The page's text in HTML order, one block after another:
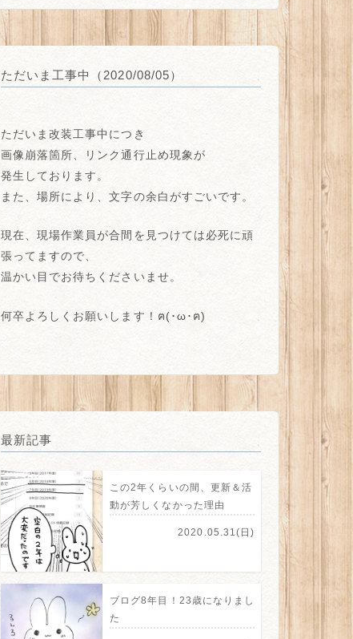
ただいま工事中（2020/08/05）
ただいま改装工事中につき
画像崩落箇所、リンク通行止め現象が
発生しております。
また、場所により、文字の余白がすごいです。
現在、現場作業員が合間を見つけては必死に頑
張ってますので、
温かい目でお待ちくださいませ。
何卒よろしくお願いします！ฅ(･ω･ฅ)
最新記事
この2年くらいの間、更新＆活
動が芳しくなかった理由
2020.05.31(日)
ブログ8年目！23歳になりまし
た